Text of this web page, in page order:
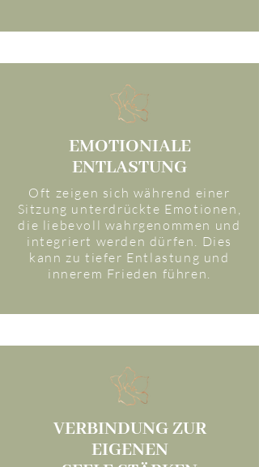
EMOTIONIALE
ENTLASTUNG
Oft zeigen sich während einer
Sitzung unterdrückte Emotionen,
die liebevoll wahrgenommen und
integriert werden dürfen. Dies
kann zu tiefer Entlastung und
innerem Frieden führen.
VERBINDUNG ZUR
EIGENEN